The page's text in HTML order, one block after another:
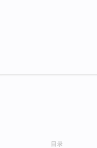
目录